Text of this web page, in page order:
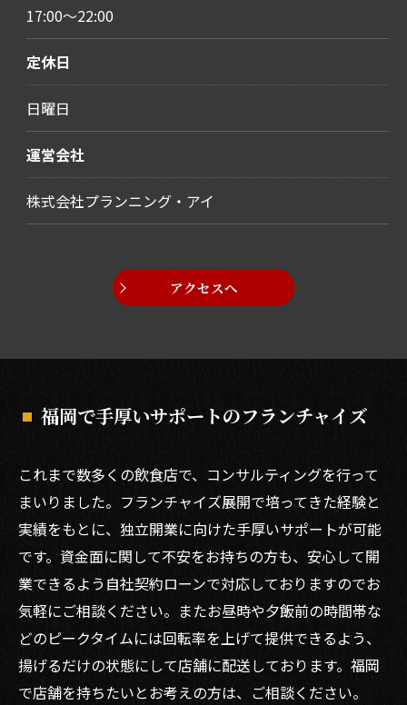
17:00～22:00
定休日
日曜日
運営会社
株式会社プランニング・アイ
アクセスへ
福岡で手厚いサポートのフランチャイズ
これまで数多くの飲食店で、コンサルティングを行って
まいりました。フランチャイズ展開で培ってきた経験と
実績をもとに、独立開業に向けた手厚いサポートが可能
です。資金面に関して不安をお持ちの方も、安心して開
業できるよう自社契約ローンで対応しておりますのでお
気軽にご相談ください。またお昼時や夕飯前の時間帯な
どのピークタイムには回転率を上げて提供できるよう、
揚げるだけの状態にして店舗に配送しております。福岡
で店舗を持ちたいとお考えの方は、ご相談ください。